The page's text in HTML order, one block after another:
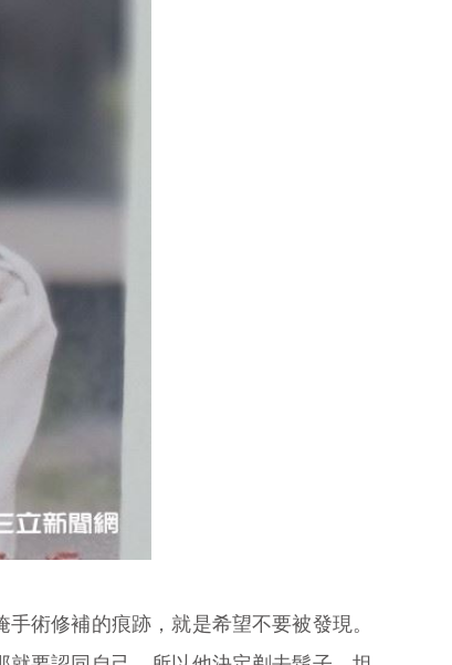
術修補的痕跡，就是希望不要被發現。